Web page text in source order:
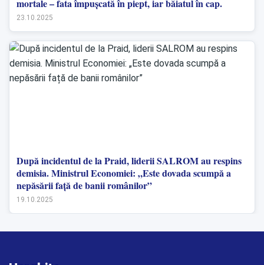
mortale – fata împușcată în piept, iar băiatul în cap.
23.10.2025
După incidentul de la Praid, liderii SALROM au respins
demisia. Ministrul Economiei: „Este dovada scumpă a
nepăsării față de banii românilor”
19.10.2025